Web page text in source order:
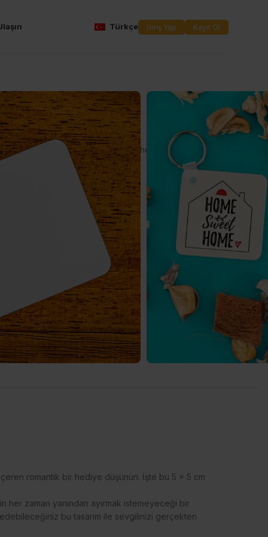
Türkçe Giriş Yap Kayıt Ol
anahtarlıklarımızla, tasarımlarınızı herkese gösterin!
romantik bir hediye düşünün. İşte bu 5 x 5 cm
her zaman yanından ayırmak istemeyeceği bir
edebileceğiniz bu tasarım ile sevgilinizi gerçekten